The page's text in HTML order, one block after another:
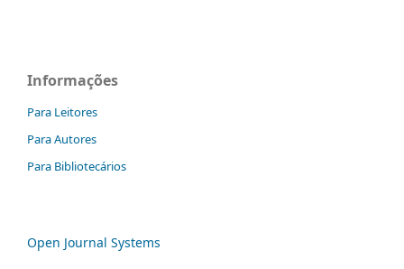
Informações
Para Leitores
Para Autores
Para Bibliotecários
Open Journal Systems